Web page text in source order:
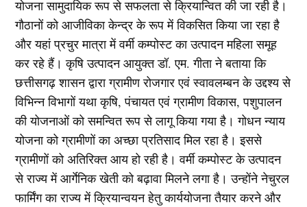
योजना सामुदायिक रूप से सफलता से क्रियान्वित की जा रही है।
गौठानों को आजीविका केन्द्र के रूप में विकसित किया जा रहा है
और यहां प्रचुर मात्रा में वर्मी कम्पोस्ट का उत्पादन महिला समूह
कर रहे हैं। कृषि उत्पादन आयुक्त डॉ. एम. गीता ने बताया कि
छत्तीसगढ़ शासन द्वारा ग्रामीण रोजगार एवं स्वावलम्बन के उद्दश्य से
विभिन्न विभागों यथा कृषि, पंचायत एवं ग्रामीण विकास, पशुपालन
की योजनाओं को समन्वित रूप से लागू किया गया है। गोधन न्याय
योजना को ग्रामीणों का अच्छा प्रतिसाद मिल रहा है। इससे
ग्रामीणों को अतिरिक्त आय हो रही है। वर्मी कम्पोस्ट के उत्पादन
से राज्य में आर्गेनिक खेती को बढ़ावा मिलने लगा है। उन्होंने नेचुरल
फार्मिंग का राज्य में क्रियान्वयन हेतु कार्ययोजना तैयार करने और